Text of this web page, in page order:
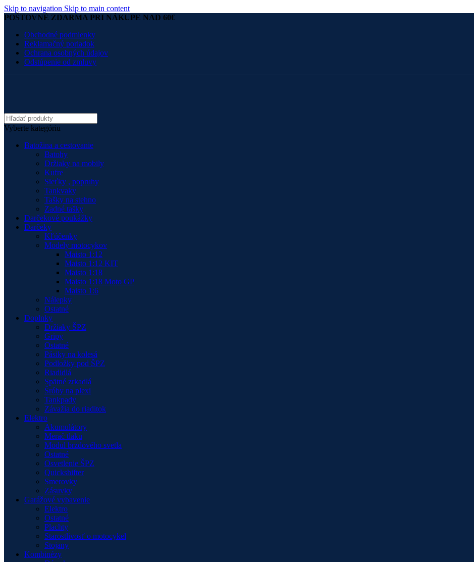
Skip to navigation Skip to main content
POŠTOVNÉ ZDARMA PRI NÁKUPE NAD 60€
Obchodné podmienky
Reklamačný poriadok
Ochrana osobných údajov
Odstúpenie od zmluvy
Vyberte kategóriu
Batožina a cestovanie
Batohy
Držiaky na mobily
Kufre
Sieťky , popruhy
Tankvaky
Tašky na stehno
Zadné tašky
Darčekové poukážky
Darčeky
Kľúčenky
Modely motocykov
Maisto 1:12
Maisto 1:12 KIT
Maisto 1:18
Maisto 1:18 Moto GP
Maisto 1:6
Nálepky
Ostatné
Doplnky
Držiaky ŠPZ
Gripy
Ostatné
Pásiky na kolesá
Podložky pod ŠPZ
Riadidlá
Spätné zrkadlá
Šróby na plexi
Tankpady
Závažia do riaditok
Elektro
Akumulátory
Merač tlaku
Modul brzdového svetla
Ostatné
Osvetlenie ŠPZ
Quickshifter
Smerovky
Zásuvky
Garážové vybavenie
Elektro
Ostatné
Plachty
Starostlivosť o motocykel
Stojany
Kombinézy